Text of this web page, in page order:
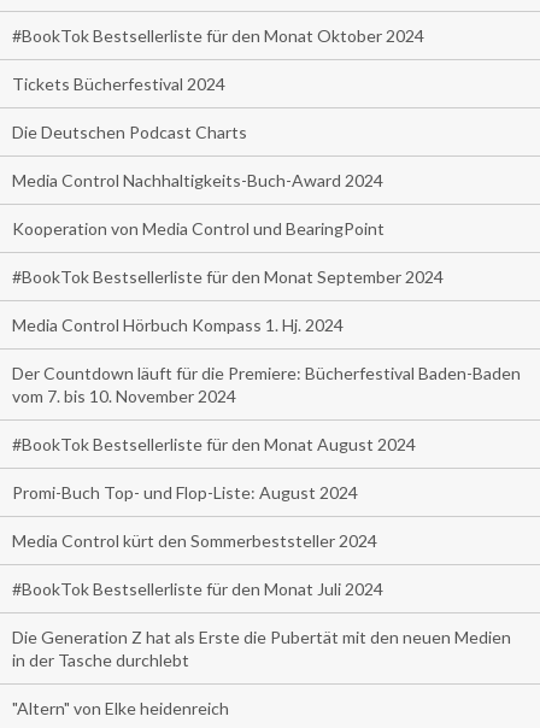
#BookTok Bestsellerliste für den Monat Oktober 2024
Tickets Bücherfestival 2024
Die Deutschen Podcast Charts
Media Control Nachhaltigkeits-Buch-Award 2024
Kooperation von Media Control und BearingPoint
#BookTok Bestsellerliste für den Monat September 2024
Media Control Hörbuch Kompass 1. Hj. 2024
Der Countdown läuft für die Premiere: Bücherfestival Baden-Baden
vom 7. bis 10. November 2024
#BookTok Bestsellerliste für den Monat August 2024
Promi-Buch Top- und Flop-Liste: August 2024
Media Control kürt den Sommerbeststeller 2024
#BookTok Bestsellerliste für den Monat Juli 2024
Die Generation Z hat als Erste die Pubertät mit den neuen Medien
in der Tasche durchlebt
"Altern" von Elke heidenreich